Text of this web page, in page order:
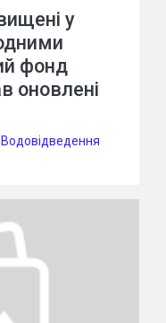
у
фонд
оновлені
Водовідведення